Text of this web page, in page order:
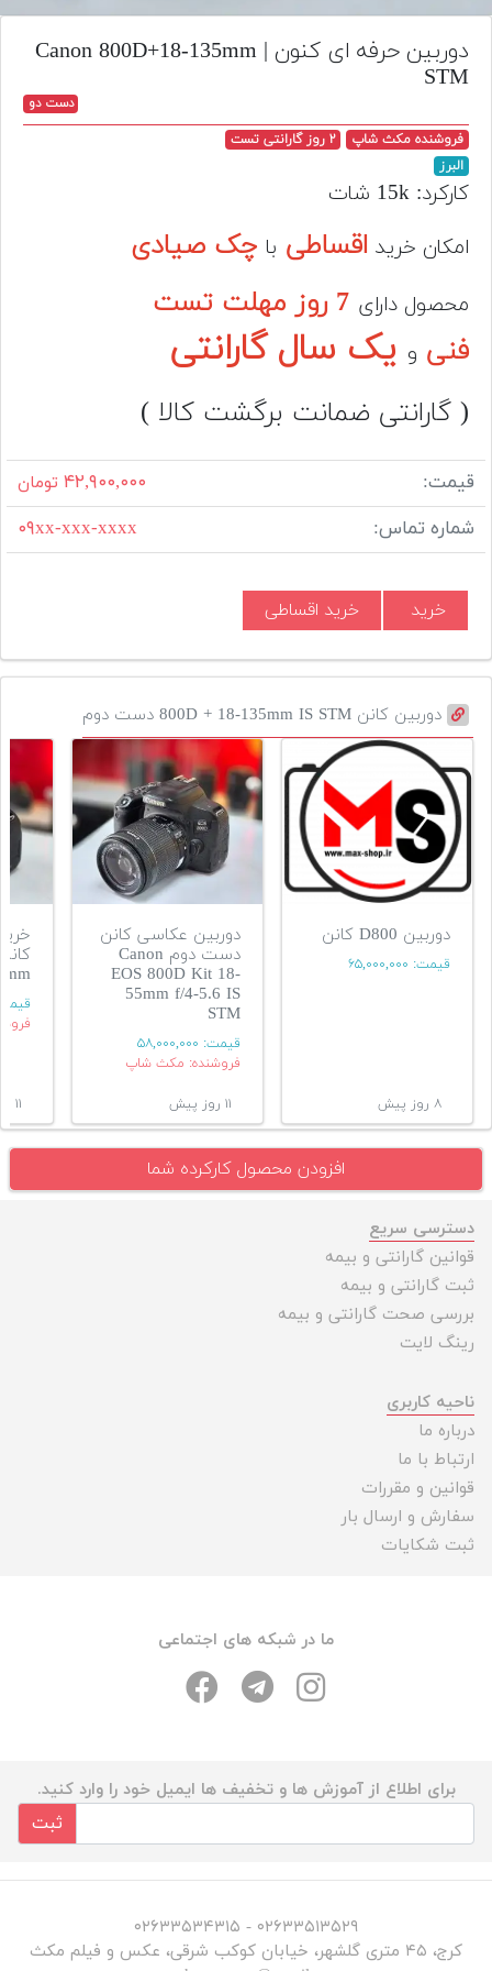
تجهیزات
مکث
پلاس
افزودن
محصول
دست
دوم
لیست
دوربین
بله
دوربین حرفه ای کنون | Canon 800D+18-135mm
STM
دست دو
فروشنده مکث شاپ
۲ روز گارانتی تست
البرز
کارکرد: 15k شات
امکان خرید اقساطی با چک صیادی
محصول دارای
7 روز مهلت تست
فنی و یک سال گارانتی
( گارانتی ضمانت برگشت کالا )
قیمت: ۴۲,۹۰۰,۰۰۰ تومان
شماره تماس: ۰۹xx-xxx-xxxx
خرید خرید اقساطی
دوربین کانن 800D + 18-135mm IS STM دست دوم
دوربین D800 کانن
قیمت: ۶۵,۰۰۰,۰۰۰
۸ روز پیش
دوربین عکاسی کانن
دست دوم Canon
EOS 800D Kit 18-
55mm f/4-5.6 IS
STM
قیمت: ۵۸,۰۰۰,۰۰۰
فروشنده: مکث شاپ
۱۱ روز پیش ۱۱ روز پیش
افزودن محصول کارکرده شما
دسترسی سریع
قوانین گارانتی و بیمه
ثبت گارانتی و بیمه
بررسی صحت گارانتی و بیمه
رینگ لایت
ناحیه کاربری
درباره ما
ارتباط با ما
قوانین و مقررات
سفارش و ارسال بار
ثبت شکایات
ما در شبکه های اجتماعی
برای اطلاع از آموزش ها و تخفیف ها ایمیل خود را وارد کنید.
ثبت
۰۲۶۳۳۵۱۳۵۲۹ - ۰۲۶۳۳۵۳۴۳۱۵
کرج، ۴۵ متری گلشهر، خیابان کوکب شرقی، عکس و فیلم مکث